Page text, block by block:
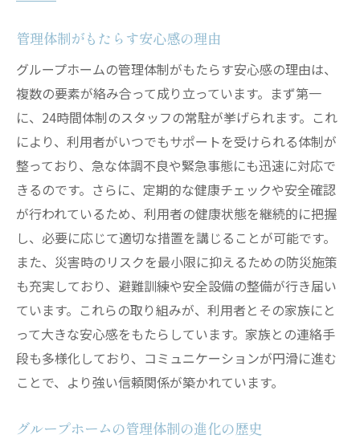
進化するグループホームの管理体制最新アプロ
最新技術導入による管理体制の改善
スマートホーム技術がもたらす新しい安心
感
デジタル化で実現する管理体制の効率化
個別ニーズに応じたカスタマイズ管理体制
専門スタッフによる柔軟な対応力
コミュニケーションを重視した管理体制の
進化
安心を支えるグループホームの管理体制とは
24時間体制のサポートとその重要性
スタッフ教育が支える安心の提供
安全な生活環境の確保方法
緊急事態への迅速対応システム
管理体制がもたらす安心感の理由
グループホームの管理体制がもたらす安心感の理由は、
複数の要素が絡み合って成り立っています。まず第一
に、24時間体制のスタッフの常駐が挙げられます。これ
により、利用者がいつでもサポートを受けられる体制が
整っており、急な体調不良や緊急事態にも迅速に対応で
きるのです。さらに、定期的な健康チェックや安全確認
が行われているため、利用者の健康状態を継続的に把握
し、必要に応じて適切な措置を講じることが可能です。
また、災害時のリスクを最小限に抑えるための防災施策
も充実しており、避難訓練や安全設備の整備が行き届い
ています。これらの取り組みが、利用者とその家族にと
って大きな安心感をもたらしています。家族との連絡手
段も多様化しており、コミュニケーションが円滑に進む
ことで、より強い信頼関係が築かれています。
グループホームの管理体制の進化の歴史